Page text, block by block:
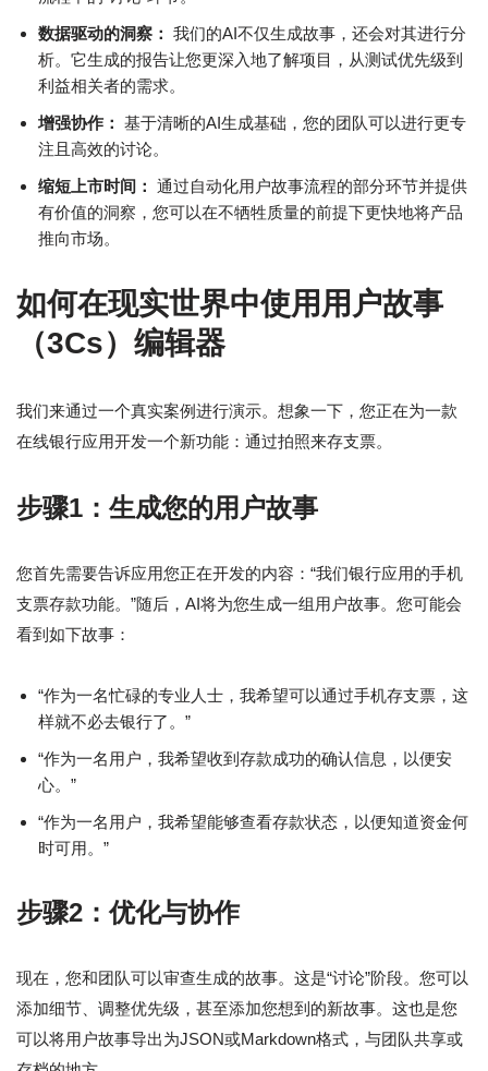
数据驱动的洞察： 我们的AI不仅生成故事，还会对其进行分
析。它生成的报告让您更深入地了解项目，从测试优先级到
利益相关者的需求。
增强协作： 基于清晰的AI生成基础，您的团队可以进行更专
注且高效的讨论。
缩短上市时间： 通过自动化用户故事流程的部分环节并提供
有价值的洞察，您可以在不牺牲质量的前提下更快地将产品
推向市场。
如何在现实世界中使用用户故事
（3Cs）编辑器
我们来通过一个真实案例进行演示。想象一下，您正在为一款
在线银行应用开发一个新功能：通过拍照来存支票。
步骤1：生成您的用户故事
您首先需要告诉应用您正在开发的内容：“我们银行应用的手机
支票存款功能。”随后，AI将为您生成一组用户故事。您可能会
看到如下故事：
“作为一名忙碌的专业人士，我希望可以通过手机存支票，这
样就不必去银行了。”
“作为一名用户，我希望收到存款成功的确认信息，以便安
心。”
“作为一名用户，我希望能够查看存款状态，以便知道资金何
时可用。”
步骤2：优化与协作
现在，您和团队可以审查生成的故事。这是“讨论”阶段。您可以
添加细节、调整优先级，甚至添加您想到的新故事。这也是您
可以将用户故事导出为JSON或Markdown格式，与团队共享或